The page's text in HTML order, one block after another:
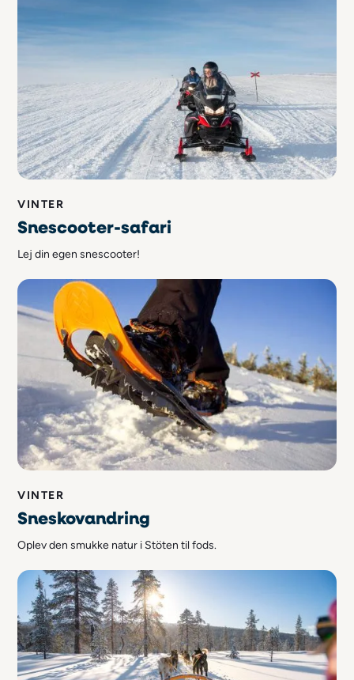
VINTER
Snescooter-safari
Lej din egen snescooter!
VINTER
Sneskovandring
Oplev den smukke natur i Stöten til fods.